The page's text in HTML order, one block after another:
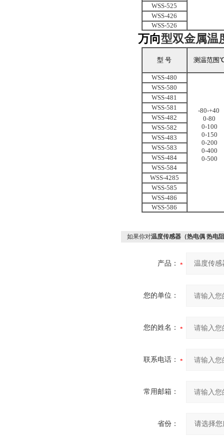
WSS-525
WSS-426
WSS-526
万向型双金属温
型 号 测温范围
WSS-480
-80-+40
0-80
0-100
0-150
0-200
0-400
0-500
WSS-580
WSS-481
WSS-581
WSS-482
WSS-582
WSS-483
WSS-583
WSS-484
WSS-584
WSS-4285
WSS-585
WSS-486
WSS-586
如果你对温度传感器（热电偶 热电
产品：
您的单位：
您的姓名：
联系电话：
常用邮箱：
省份：